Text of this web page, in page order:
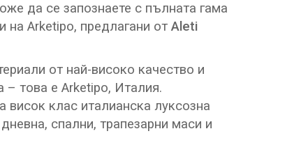
да се запознаете с пълната гама
на Arketipo, предлагани от Aleti
от най-високо качество и
– това е Arketipo, Италия.
висок клас италианска луксозна
спални, трапезарни маси и